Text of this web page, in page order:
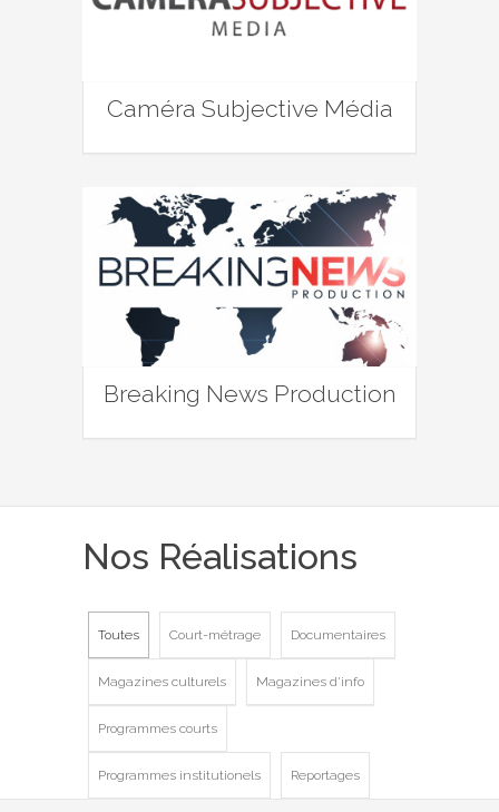
Caméra Subjective Média
Breaking News Production
Nos Réalisations
Toutes Court-métrage Documentaires
Magazines culturels Magazines d'info
Programmes courts
Programmes institutionels Reportages